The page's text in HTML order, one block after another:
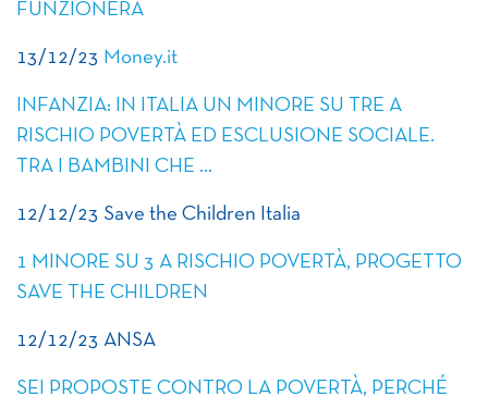
FUNZIONERÀ
13/12/23 Money.it
INFANZIA: IN ITALIA UN MINORE SU TRE A
RISCHIO POVERTÀ ED ESCLUSIONE SOCIALE.
TRA I BAMBINI CHE …
12/12/23 Save the Children Italia
1 MINORE SU 3 A RISCHIO POVERTÀ, PROGETTO
SAVE THE CHILDREN
12/12/23 ANSA
SEI PROPOSTE CONTRO LA POVERTÀ, PERCHÉ